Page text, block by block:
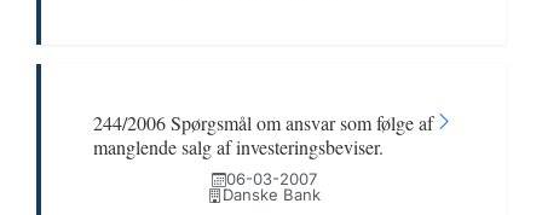
244/2006 Spørgsmål om ansvar som følge af
manglende salg af investeringsbeviser.
06-03-2007
Danske Bank